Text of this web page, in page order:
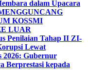
dalam Upacara
KOSSMI
LUAR
Penilaian Tahap II ZI-
Lewat
2026: Gubernur
Berprestasi kepada